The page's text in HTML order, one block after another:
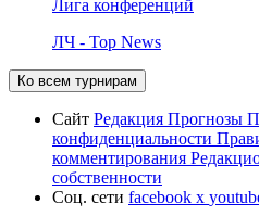
Лига конференций
ЛЧ - Top News
Ко всем турнирам
Сайт Редакция Прогнозы
конфиденциальности
комментирования
собственности
Соц. сети facebook x